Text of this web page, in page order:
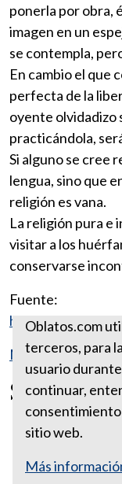
ponerla por obra,
imagen en un
se contempla,
En cambio el que
perfecta de la
oyente olvidadizo
practicándola,
Si alguno se cree
lengua, sino que
religión es vana.
La religión pura e
visitar a los
conservarse
Fuente:
http://
Más reflexiones
Oblatos.com
terceros, para
usuario
continuar,
sitio web.
Más